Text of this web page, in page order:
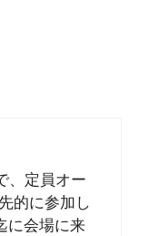
、定員オー
的に参加し
に会場に来